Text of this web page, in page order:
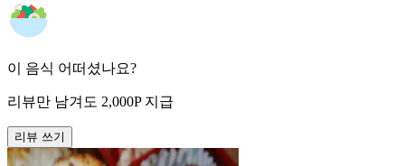
이 음식 어떠셨나요?
리뷰만 남겨도 2,000P 지급
리뷰 쓰기